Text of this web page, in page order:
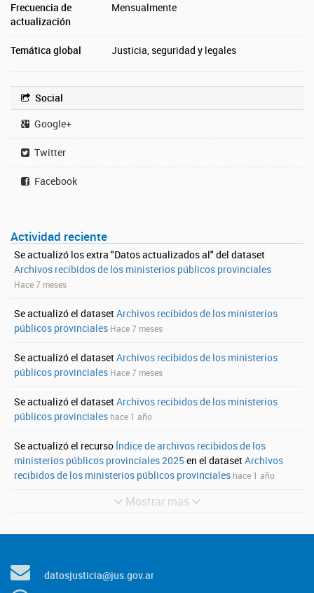
Frecuencia de
actualización
Mensualmente
Temática global Justicia, seguridad y legales
Social
Google+
Twitter
Facebook
Actividad reciente
Se actualizó los extra "Datos actualizados al" del dataset
Archivos recibidos de los ministerios públicos provinciales
Hace 7 meses
Se actualizó el datasetArchivos recibidos de los ministerios
públicos provinciales Hace 7 meses
Se actualizó el datasetArchivos recibidos de los ministerios
públicos provinciales Hace 7 meses
Se actualizó el datasetArchivos recibidos de los ministerios
públicos provinciales hace 1 año
Se actualizó el recurso Índice de archivos recibidos de los
ministerios públicos provinciales 2025 en el datasetArchivos
recibidos de los ministerios públicos provinciales hace 1 año
Mostrar mas
datosjusticia@jus.gov.ar